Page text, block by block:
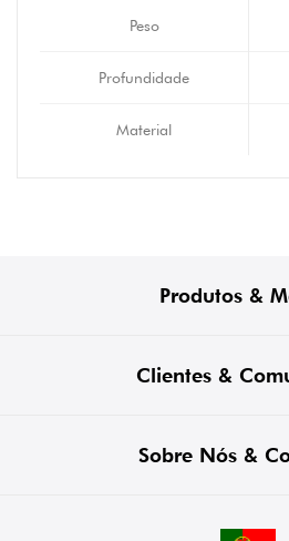
Peso
Profundidade
Material
Produtos &
Clientes &
Sobre Nós &